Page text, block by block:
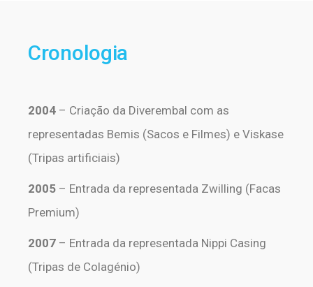
Cronologia
2004 – Criação da Diverembal com as
representadas Bemis (Sacos e Filmes) e Viskase
(Tripas artificiais)
2005 – Entrada da representada Zwilling (Facas
Premium)
2007 – Entrada da representada Nippi Casing
(Tripas de Colagénio)